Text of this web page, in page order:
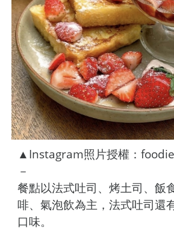
▲Instagram照片授權：
－
餐點以法式吐司、烤土司、飯
啡、氣泡飲為主，法式吐司還
口味。